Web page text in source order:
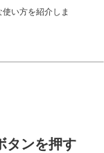
い方を紹介しま
タンを押す